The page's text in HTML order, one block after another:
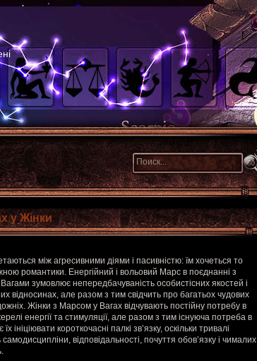
у Жінки
між агресивними діями і пасивністю: їм хочеться то
романтики. Енергійний і вольовий Марс в поєднанні з
зумовлює непередбачуваність особистісних якостей і
відносинах, але разом з тим свідчить про багатьох чудових
Жінки з Марсом у Вагах відчувають постійну потребу в
енергії та стимуляції, але разом з тим існуюча потреба в
ініціювати короткочасні палкі зв’язку, оскільки тривалі
відповідальності, почуття обов’язку і чималих